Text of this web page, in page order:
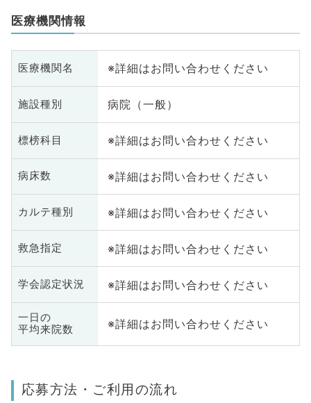
医療機関情報
医療機関名 ※詳細はお問い合わせください
施設種別 病院（一般）
標榜科目 ※詳細はお問い合わせください
病床数 ※詳細はお問い合わせください
カルテ種別 ※詳細はお問い合わせください
救急指定 ※詳細はお問い合わせください
学会認定状況 ※詳細はお問い合わせください
一日の
平均来院数
※詳細はお問い合わせください
応募方法・ご利用の流れ